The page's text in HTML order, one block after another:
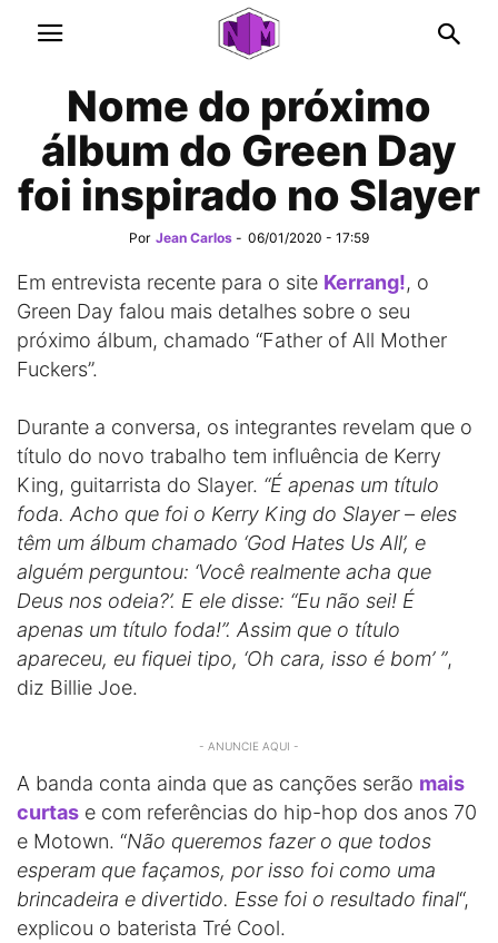
Nome do próximo
álbum do Green Day
foi inspirado no Slayer
Por Jean Carlos - 06/01/2020 - 17:59
Em entrevista recente para o site Kerrang!, o
Green Day falou mais detalhes sobre o seu
próximo álbum, chamado “Father of All Mother
Fuckers”.
Durante a conversa, os integrantes revelam que o
título do novo trabalho tem influência de Kerry
King, guitarrista do Slayer. “É apenas um título
foda. Acho que foi o Kerry King do Slayer – eles
têm um álbum chamado ‘God Hates Us All’, e
alguém perguntou: ‘Você realmente acha que
Deus nos odeia?’. E ele disse: “Eu não sei! É
apenas um título foda!”. Assim que o título
apareceu, eu fiquei tipo, ‘Oh cara, isso é bom’ ”,
diz Billie Joe.
- ANUNCIE AQUI -
A banda conta ainda que as canções serão mais
curtas e com referências do hip-hop dos anos 70
e Motown. “Não queremos fazer o que todos
esperam que façamos, por isso foi como uma
brincadeira e divertido. Esse foi o resultado final“,
explicou o baterista Tré Cool.